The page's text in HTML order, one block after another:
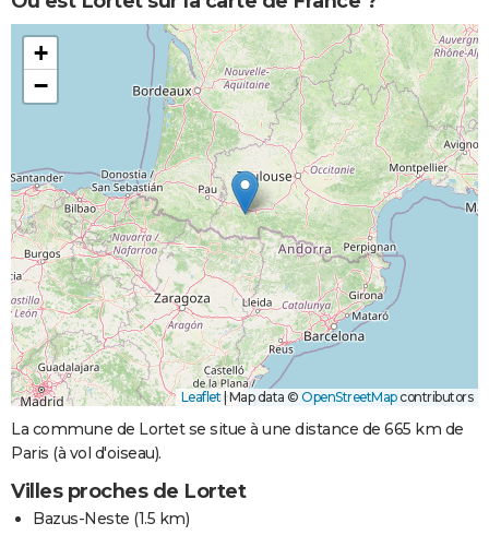
+
−
Leaflet |Map data © OpenStreetMapcontributors
La commune de Lortet se situe à une distance de 665 km de
Paris (à vol d'oiseau).
Villes proches de Lortet
Bazus-Neste (1.5 km)